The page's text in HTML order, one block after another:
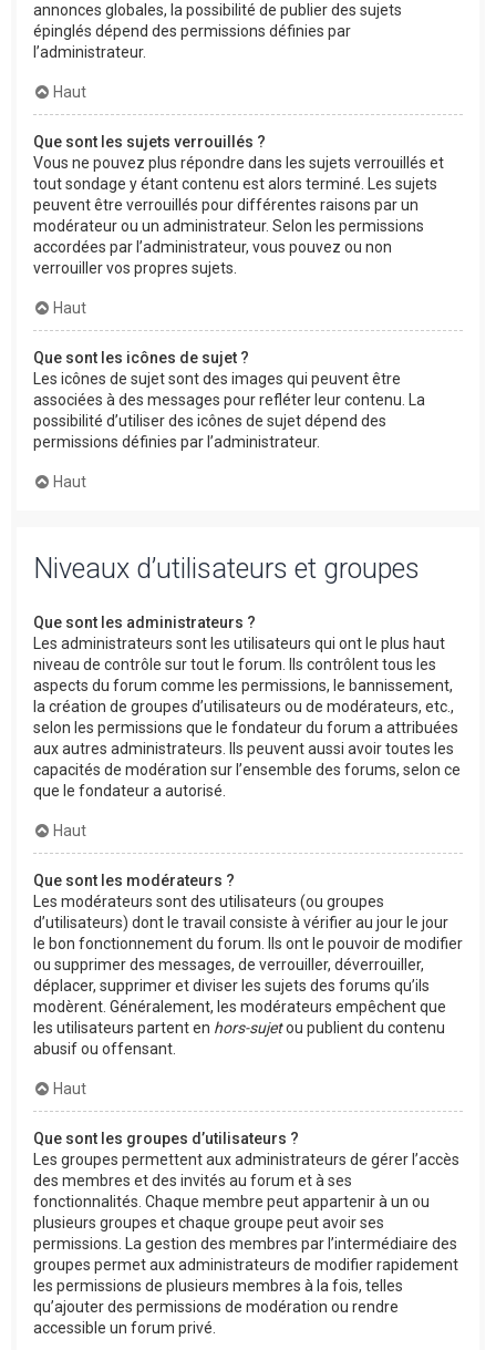
annonces globales, la possibilité de publier des sujets
épinglés dépend des permissions définies par
l’administrateur.
Haut
Que sont les sujets verrouillés ?
Vous ne pouvez plus répondre dans les sujets verrouillés et
tout sondage y étant contenu est alors terminé. Les sujets
peuvent être verrouillés pour différentes raisons par un
modérateur ou un administrateur. Selon les permissions
accordées par l’administrateur, vous pouvez ou non
verrouiller vos propres sujets.
Haut
Que sont les icônes de sujet ?
Les icônes de sujet sont des images qui peuvent être
associées à des messages pour refléter leur contenu. La
possibilité d’utiliser des icônes de sujet dépend des
permissions définies par l’administrateur.
Haut
Niveaux d’utilisateurs et groupes
Que sont les administrateurs ?
Les administrateurs sont les utilisateurs qui ont le plus haut
niveau de contrôle sur tout le forum. Ils contrôlent tous les
aspects du forum comme les permissions, le bannissement,
la création de groupes d’utilisateurs ou de modérateurs, etc.,
selon les permissions que le fondateur du forum a attribuées
aux autres administrateurs. Ils peuvent aussi avoir toutes les
capacités de modération sur l’ensemble des forums, selon ce
que le fondateur a autorisé.
Haut
Que sont les modérateurs ?
Les modérateurs sont des utilisateurs (ou groupes
d’utilisateurs) dont le travail consiste à vérifier au jour le jour
le bon fonctionnement du forum. Ils ont le pouvoir de modifier
ou supprimer des messages, de verrouiller, déverrouiller,
déplacer, supprimer et diviser les sujets des forums qu’ils
modèrent. Généralement, les modérateurs empêchent que
les utilisateurs partent en hors-sujetou publient du contenu
abusif ou offensant.
Haut
Que sont les groupes d’utilisateurs ?
Les groupes permettent aux administrateurs de gérer l’accès
des membres et des invités au forum et à ses
fonctionnalités. Chaque membre peut appartenir à un ou
plusieurs groupes et chaque groupe peut avoir ses
permissions. La gestion des membres par l’intermédiaire des
groupes permet aux administrateurs de modifier rapidement
les permissions de plusieurs membres à la fois, telles
qu’ajouter des permissions de modération ou rendre
accessible un forum privé.